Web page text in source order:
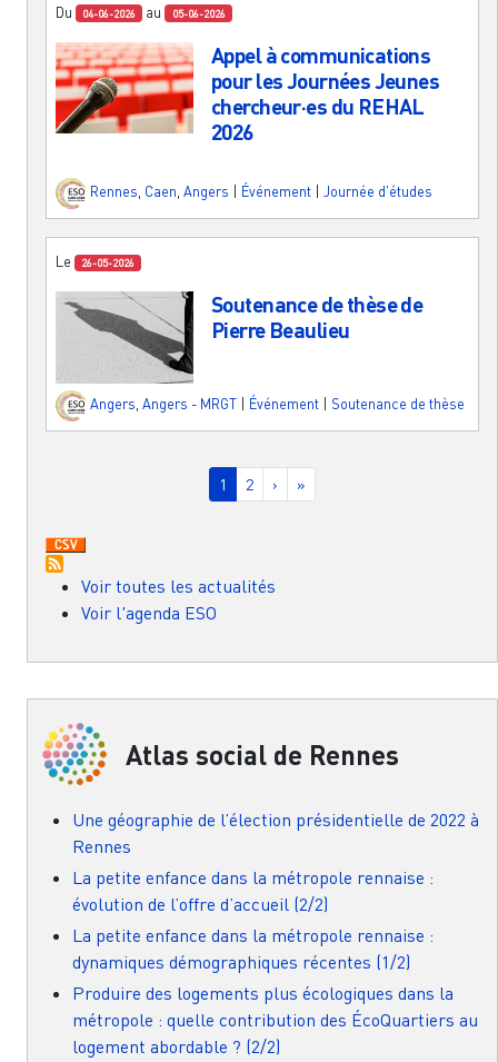
Du 04-06-2026 au 05-06-2026
Appel à communications
pour les Journées Jeunes
chercheur·es du REHAL
2026
Rennes Caen Angers Événement Journée d'études
Le 26-05-2026
Soutenance de thèse de
Pierre Beaulieu
Angers Angers - MRGT Événement Soutenance de thèse
Page courante
1 Page
2 Page suivante
› Dernière page
»
Voir toutes les actualités
Voir l'agenda ESO
Atlas social de Rennes
Une géographie de l’élection présidentielle de 2022 à
Rennes
La petite enfance dans la métropole rennaise :
évolution de l’offre d’accueil (2/2)
La petite enfance dans la métropole rennaise :
dynamiques démographiques récentes (1/2)
Produire des logements plus écologiques dans la
métropole : quelle contribution des ÉcoQuartiers au
logement abordable ? (2/2)